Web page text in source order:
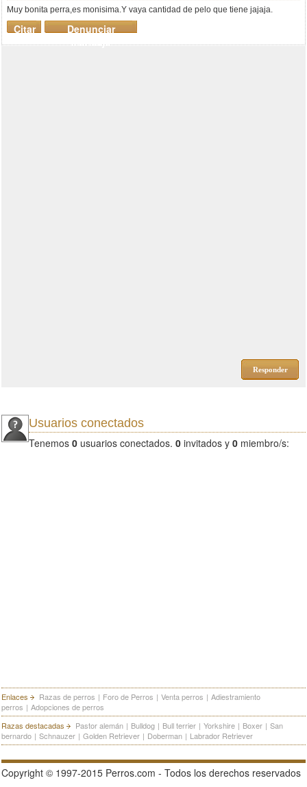
Muy bonita perra,es monisima.Y vaya cantidad de pelo que tiene jajaja.
Denunciar
mensaje
Citar
Responder
Usuarios conectados
Tenemos 0 usuarios conectados. 0 invitados y 0 miembro/s:
Enlaces Razas de perros | Foro de Perros | Venta perros | Adiestramiento
perros | Adopciones de perros
Razas destacadas
Pastor alemán | Bulldog | Bull terrier | Yorkshire | Boxer | San
bernardo | Schnauzer | Golden Retriever | Doberman | Labrador Retriever
Copyright © 1997-2015 Perros.com - Todos los derechos reservados